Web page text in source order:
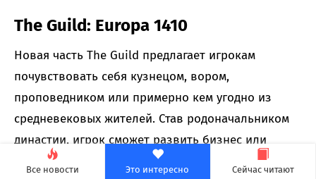
Все новости Это интересно Сейчас читают
The Guild: Europa 1410
Новая часть The Guild предлагает игрокам
почувствовать себя кузнецом, вором,
проповедником или примерно кем угодно из
средневековых жителей. Став родоначальником
династии, игрок сможет развить бизнес или
заняться политикой — конечно, если не попадет